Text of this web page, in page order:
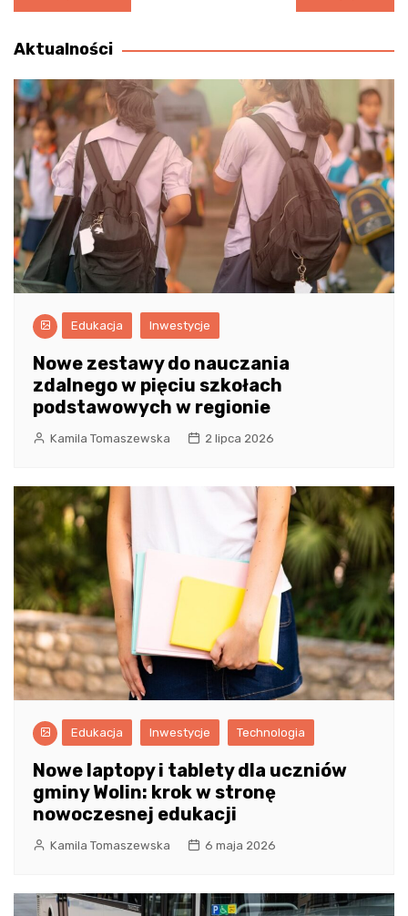
wpisu
Aktualności
Edukacja Inwestycje
Nowe zestawy do nauczania
zdalnego w pięciu szkołach
podstawowych w regionie
Kamila Tomaszewska 2 lipca 2026
Edukacja Inwestycje Technologia
Nowe laptopy i tablety dla uczniów
gminy Wolin: krok w stronę
nowoczesnej edukacji
Kamila Tomaszewska 6 maja 2026